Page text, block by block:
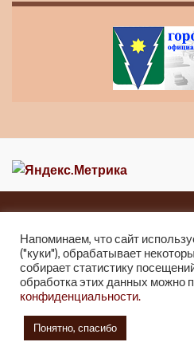
2013-2021 Краеведческий музей города
г. Зея, ул. Мухина 247, Тел: 8 (41658) 2-
Напоминаем, что сайт
("куки"), обрабатывает
собирает статистику
обработка этих данных можно
конфиденциальности.
Понятно, спасибо